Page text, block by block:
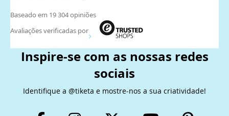
Baseado em 19 304opiniões
Avaliações verificadas por
Inspire-se com as nossas redes
sociais
Identifique a @tiketa e mostre-nos a sua criatividade!